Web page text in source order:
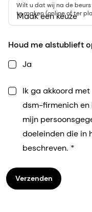
Maak een keuze
Wilt u dat wij na de
te maken (online of ter
Houd me alstublieft
Ja
Ik ga akkoord
dsm-firmenich
mijn
doeleinden die in
beschreven.
Verzenden